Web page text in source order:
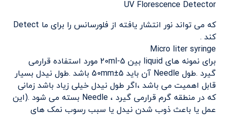
UV Florescence Detector
که می تواند نور انتشار یافته از فلورسانس را برای ما Detect
کند .
Micro liter syringe
برای نمونه های liquid بین 5-20ml مورد استفاده قرارمی
گیرد .طول Needle آن باید 50mm±5 باشد .طول نیدل بسیار
قابل اهمیت می باشد ،اگر طول نیدل خیلی زیاد باشد زمانی
که در منطقه گرم قرارمی گیرد ، Needle بسته می شود .(این
عمل یا باعث ذوب شدن نیدل یا سبب رسوب نمک های